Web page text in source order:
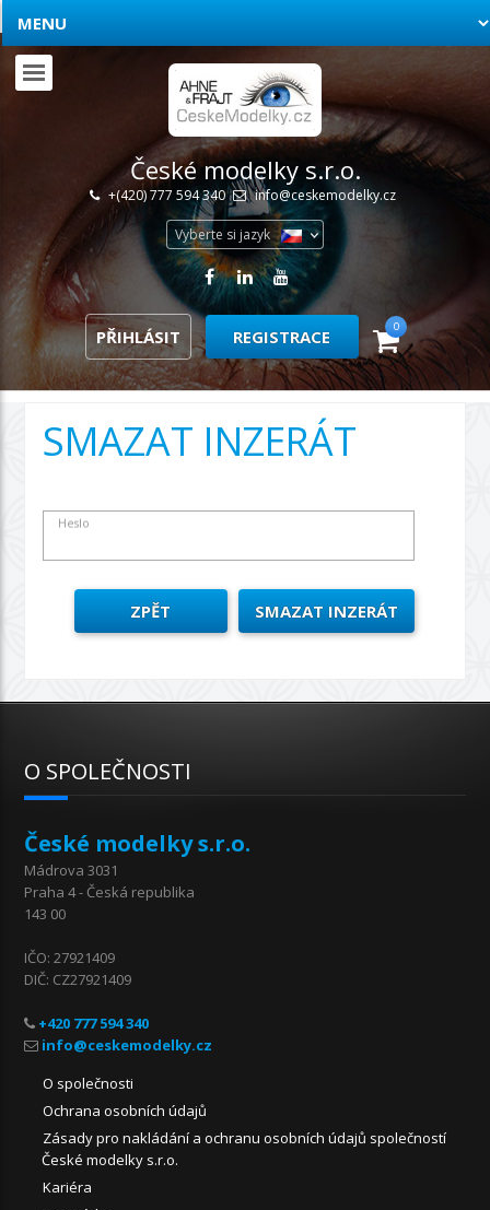
České modelky s.r.o.
+(420) 777 594 340 info@ceskemodelky.cz
Vyberte si jazyk
PŘIHLÁSIT REGISTRACE 0
SMAZAT INZERÁT
Heslo
O SPOLEČNOSTI
České modelky s.r.o.
Mádrova 3031
Praha 4 - Česká republika
143 00
IČO: 27921409
DIČ: CZ27921409
+420 777 594 340
O společnosti
Ochrana osobních údajů
Zásady pro nakládání a ochranu osobních údajů společností
České modelky s.r.o.
Kariéra